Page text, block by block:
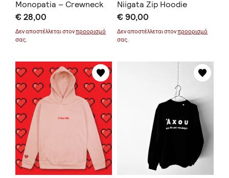
Monopatia – Crewneck
€ 28,00
Δεν αποστέλλεται στονπροορισμό
σας.
Niigata Zip Hoodie
€ 90,00
Δεν αποστέλλεται στονπροορισμό
σας.